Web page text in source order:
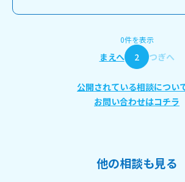
0件を表示
まえへ 2 つぎへ
公開されている相談につい
お問い合わせはコチラ
他の相談も見る